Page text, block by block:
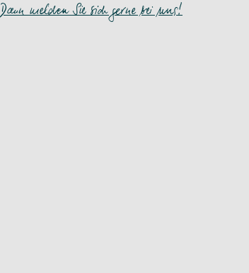
Dann melden Sie sich gerne bei uns!